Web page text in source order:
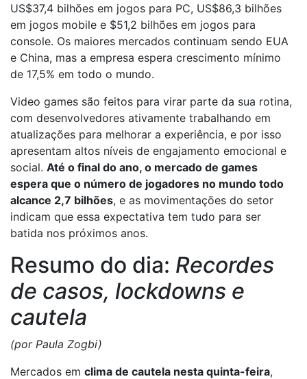
US$37,4 bilhões em jogos para PC, US$86,3 bilhões
em jogos mobile e $51,2 bilhões em jogos para
console. Os maiores mercados continuam sendo EUA
e China, mas a empresa espera crescimento mínimo
de 17,5% em todo o mundo.
Video games são feitos para virar parte da sua rotina,
com desenvolvedores ativamente trabalhando em
atualizações para melhorar a experiência, e por isso
apresentam altos níveis de engajamento emocional e
social. Até o final do ano, o mercado de games
espera que o número de jogadores no mundo todo
alcance 2,7 bilhões, e as movimentações do setor
indicam que essa expectativa tem tudo para ser
batida nos próximos anos.
Resumo do dia: Recordes
de casos, lockdowns e
cautela
(por Paula Zogbi)
Mercados em clima de cautela nesta quinta-feira,